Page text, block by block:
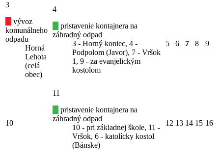
3
vývoz
komunálneho
odpadu
Horná
Lehota
(celá
obec)
4
pristavenie kontajnera na
záhradný odpad
3 - Horný koniec, 4 -
Podpolom (Javor), 7 - Vršok
1, 9 - za evanjelickým
kostolom
5 6 7 8 9
10
11
pristavenie kontajnera na
záhradný odpad
10 - pri základnej škole, 11 -
Vršok, 6 - katolícky kostol
(Bánske)
12 13 14 15 16